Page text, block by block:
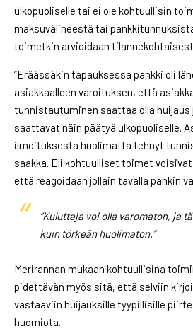
ulkopuoliselle tai ei ole kohtuullisin
maksuvälineestä tai
toimetkin arvioidaan
”Eräässäkin tapauksessa pankki oli
asiakkaalleen varoituksen, että
tunnistautuminen saattaa olla huijaus
saattavat näin päätyä ulkopuoliselle.
ilmoituksesta huolimatta tehnyt
saakka. Eli kohtuulliset toimet
että reagoidaan jollain tavalla pankin
”Kuluttaja voi olla varomaton, ja
kuin törkeän huolimaton.”
Merirannan mukaan kohtuullisina
pidettävän myös sitä, että selviin
vastaaviin huijauksille tyypillisille
huomiota.